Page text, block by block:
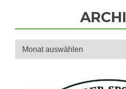
Archiv